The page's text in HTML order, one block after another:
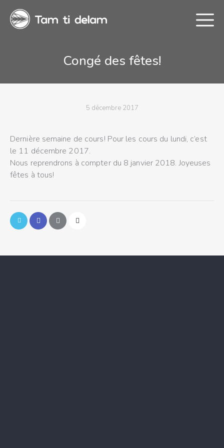
Congé des fêtes!
5 décembre 2017
Dernière semaine de cours! Pour les cours du lundi, c’est
le 11 décembre 2017.
Nous reprendrons à compter du 8 janvier 2018. Joyeuses
fêtes à tous!
Réserver la troupe